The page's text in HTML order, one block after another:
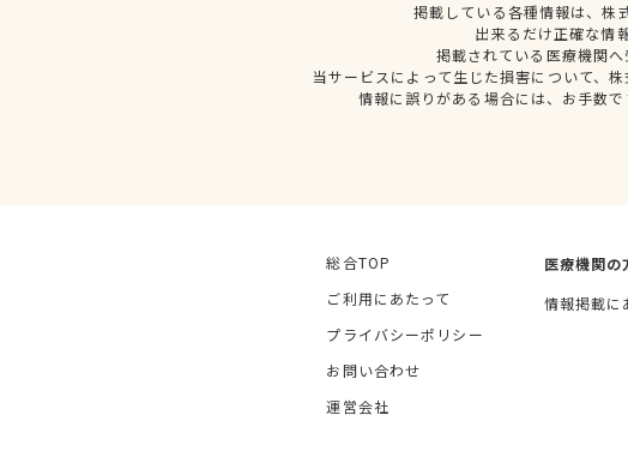
掲載している各種情報は、株
出来るだけ正確な情
掲載されている医療機関
当サービスによって生じた損害について、
情報に誤りがある場合には、お手数
総合TOP
ご利用にあたって
プライバシーポリシー
お問い合わせ
運営会社
医療機関の
情報掲載に